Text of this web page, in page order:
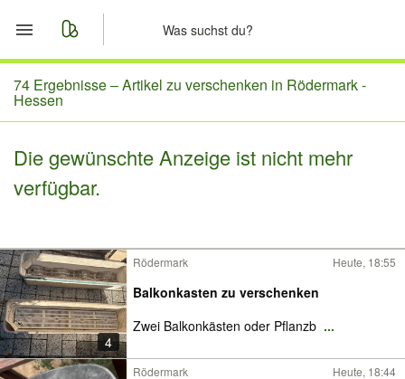
Start
Merkliste
Nachrichten
74 Ergebnisse –Artikel zu verschenken in Rödermark -
Hessen
Die gewünschte Anzeige ist nicht mehr
verfügbar.
4
Rödermark Heute, 18:55
Balkonkasten zu verschenken
Zwei Balkonkästen oder Pflanzb ...
Rödermark Heute, 18:44